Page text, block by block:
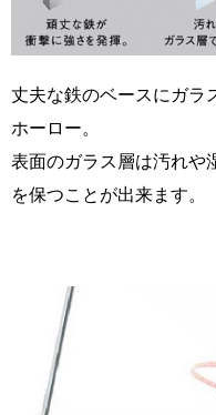
丈夫な鉄のベースにガラ
ホーロー。
表面のガラス層は汚れや
を保つことが出来ます。